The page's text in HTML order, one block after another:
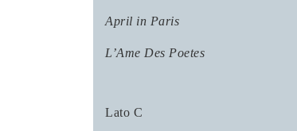
April in Paris
L’Ame Des Poetes
Lato C